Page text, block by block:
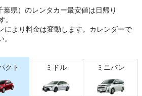
県）のレンタカー最安値は日帰り
。
により料金は変動します。カレンダーで
クト ミドル ミニバン